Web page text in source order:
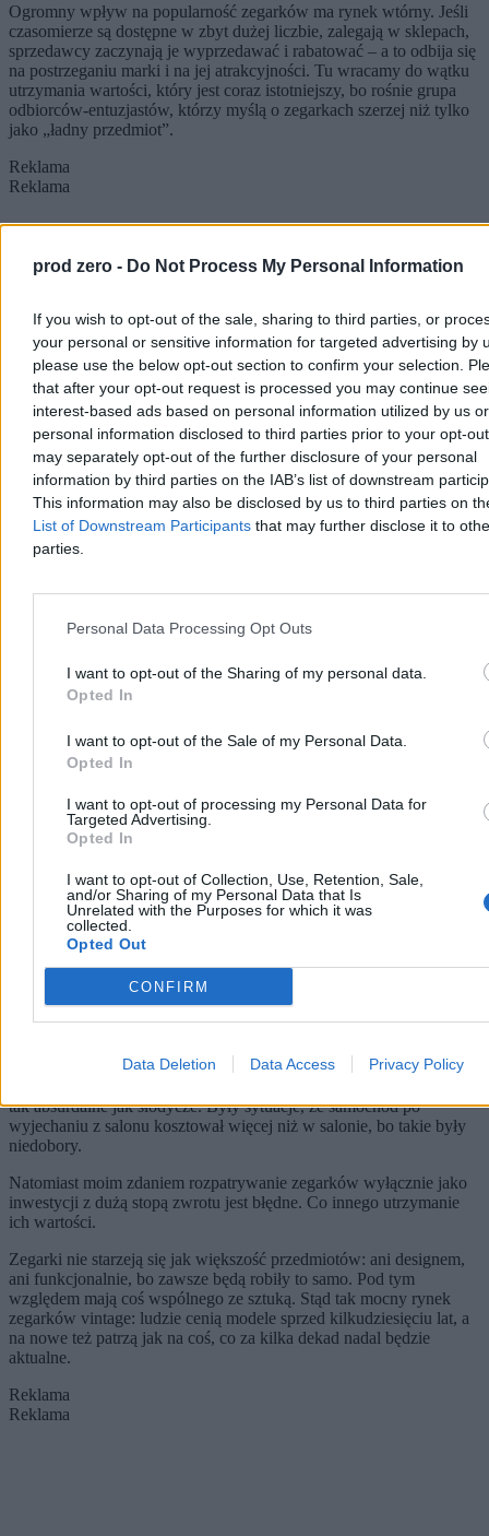
prod zero - Do Not Process My Personal Information
If you wish to opt-out of the sale, sharing to third parties, or
your personal or sensitive information for targeted advertising by
please use the below opt-out section to confirm your selection.
that after your opt-out request is processed you may continue
interest-based ads based on personal information utilized by us or
personal information disclosed to third parties prior to your opt-
may separately opt-out of the further disclosure of your personal
information by third parties on the IAB’s list of downstream
This information may also be disclosed by us to third parties on
List of Downstream Participants that may further disclose it to
parties.
Personal Data Processing Opt Outs
I want to opt-out of the Sharing of my personal data.
Opted In
I want to opt-out of the Sale of my Personal Data.
Opted In
I want to opt-out of processing my Personal Data for
Targeted Advertising.
Opted In
I want to opt-out of Collection, Use, Retention, Sale,
and/or Sharing of my Personal Data that Is
Unrelated with the Purposes for which it was
collected.
Opted Out
CONFIRM
Data Deletion Data Access Privacy Policy
Ogromny wpływ na popularność zegarków ma rynek wtórny. Jeśli
czasomierze są dostępne w zbyt dużej liczbie, zalegają w sklepach,
sprzedawcy zaczynają je wyprzedawać i rabatować – a to odbija się
na postrzeganiu marki i na jej atrakcyjności. Tu wracamy do wątku
utrzymania wartości, który jest coraz istotniejszy, bo rośnie grupa
odbiorców-entuzjastów, którzy myślą o zegarkach szerzej niż tylko
jako „ładny przedmiot”.
Reklama
Reklama
„odpowiedzialne” zarządzanie produkcją i dystrybucją. Na
masówkę w tradycyjnych zegarkach nie ma już miejsca.
Skąd się wzięła narracja, że zegarki są inwestycją?
To pokłosie bańki zegarkowej, która urosła w pandemii. Ludzie
siedzieli w domach, niektórzy nie mieli na co wydawać pieniędzy,
więc część kapitału poszła w dobra „alternatywne”.
tamtym okresie nią było. Ale w pandemii „inwestycją” bywało
tak absurdalne jak słodycze. Były sytuacje, że samochód po
wyjechaniu z salonu kosztował więcej niż w salonie, bo takie były
niedobory.
Natomiast moim zdaniem rozpatrywanie zegarków wyłącznie jako
inwestycji z dużą stopą zwrotu jest błędne. Co innego utrzymanie
ich wartości.
Zegarki nie starzeją się jak większość przedmiotów: ani designem,
ani funkcjonalnie, bo zawsze będą robiły to samo. Pod tym
względem mają coś wspólnego ze sztuką. Stąd tak mocny rynek
zegarków vintage: ludzie cenią modele sprzed kilkudziesięciu lat, a
na nowe też patrzą jak na coś, co za kilka dekad nadal będzie
aktualne.
Reklama
Reklama